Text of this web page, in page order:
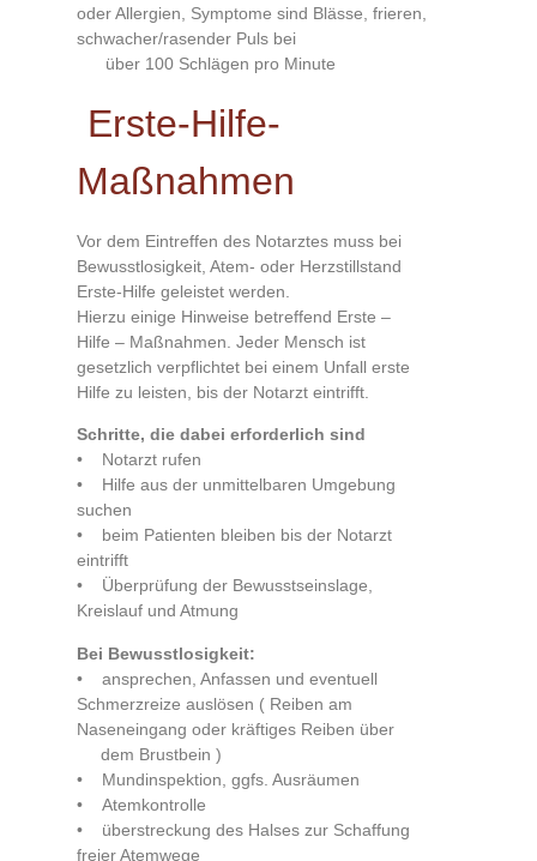
oder Allergien, Symptome sind Blässe, frieren,
schwacher/rasender Puls bei
über 100 Schlägen pro Minute
Erste-Hilfe-
Maßnahmen
Vor dem Eintreffen des Notarztes muss bei
Bewusstlosigkeit, Atem- oder Herzstillstand
Erste-Hilfe geleistet werden.
Hierzu einige Hinweise betreffend Erste –
Hilfe – Maßnahmen. Jeder Mensch ist
gesetzlich verpflichtet bei einem Unfall erste
Hilfe zu leisten, bis der Notarzt eintrifft.
Schritte, die dabei erforderlich sind
• Notarzt rufen
• Hilfe aus der unmittelbaren Umgebung
suchen
• beim Patienten bleiben bis der Notarzt
eintrifft
• Überprüfung der Bewusstseinslage,
Kreislauf und Atmung
Bei Bewusstlosigkeit:
• ansprechen, Anfassen und eventuell
Schmerzreize auslösen ( Reiben am
Naseneingang oder kräftiges Reiben über
dem Brustbein )
• Mundinspektion, ggfs. Ausräumen
• Atemkontrolle
• überstreckung des Halses zur Schaffung
freier Atemwege